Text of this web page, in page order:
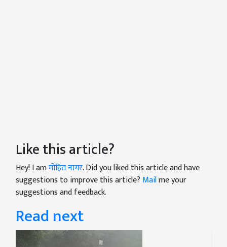
Like this article?
Hey! I amमोहित नागर. Did you liked this article and have
suggestions to improve this article? Mailme your
suggestions and feedback.
Read next